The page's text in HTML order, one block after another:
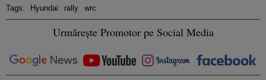
Tags: Hyundai rally wrc
Urmărește Promotor pe Social Media